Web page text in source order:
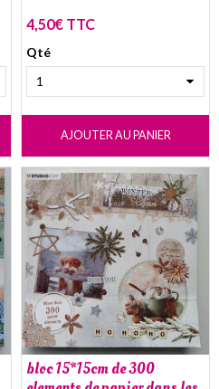
4,50€ TTC
Qté
AJOUTER AU PANIER
bloc 15*15cm de 300